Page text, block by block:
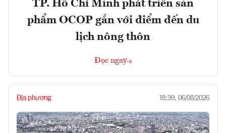
TP. Hồ Chí Minh phát triển sản
phẩm OCOP gắn với điểm đến du
lịch nông thôn
Đọc ngay
Địa phương 18:39, 06/08/2026